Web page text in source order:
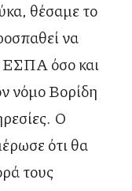
θέσαμε το
να
ΕΣΠΑ όσο και
νόμο Βορίδη
Ο
ότι θα
τους